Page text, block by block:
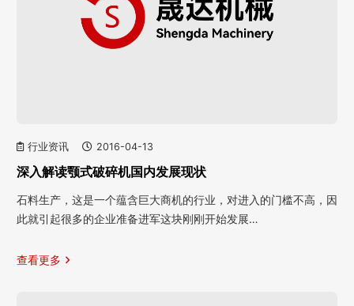
行业资讯 2016-04-13
深入解读颚式破碎机国内发展现状
石料生产，这是一个蕴含巨大商机的行业，对进入的门槛不高，因
此就引起很多的企业准备进军这块刚刚开始发展…
查看更多